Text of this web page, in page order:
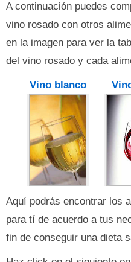
A continuación puedes
vino rosado con otros
en la imagen para ver la
del vino rosado y cada
Vino blanco
Aquí podrás encontrar los
para tí de acuerdo a tus
fin de conseguir una dieta